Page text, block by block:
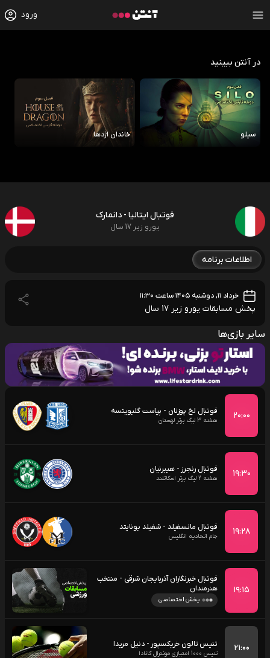
ورود
در آنتن ببینید
سیلو خاندان اژدها
فوتبال ایتالیا - دانمارک
یورو زیر 17 سال
اطلاعات برنامه
خرداد ۱۱, دوشنبه ۱۴۰۵ ساعت ۱۱:۳۰
پخش مسابقات یورو زیر 17 سال
سایر بازی‌ها
۲۰:۰۰ فوتبال لخ پوزنان - پیاست گلیویتسه
هفته 3 لیگ برتر لهستان
۱۹:۳۰ فوتبال رنجرز - هیبرنیان
هفته 2 لیگ برتر اسکاتلند
۱۹:۲۸ فوتبال مانسفیلد - شفیلد یونایتد
جام اتحادیه انگلیس
۱۹:۱۵
فوتبال خبرنگاران آذربایجان شرقی - منتخب
هنرمندان
پخش اختصاصی
۲۱:۰۰ تنیس تالون خریکسپور - دنیل مریدا
تنیس 1000 امتیازی مونترال کانادا